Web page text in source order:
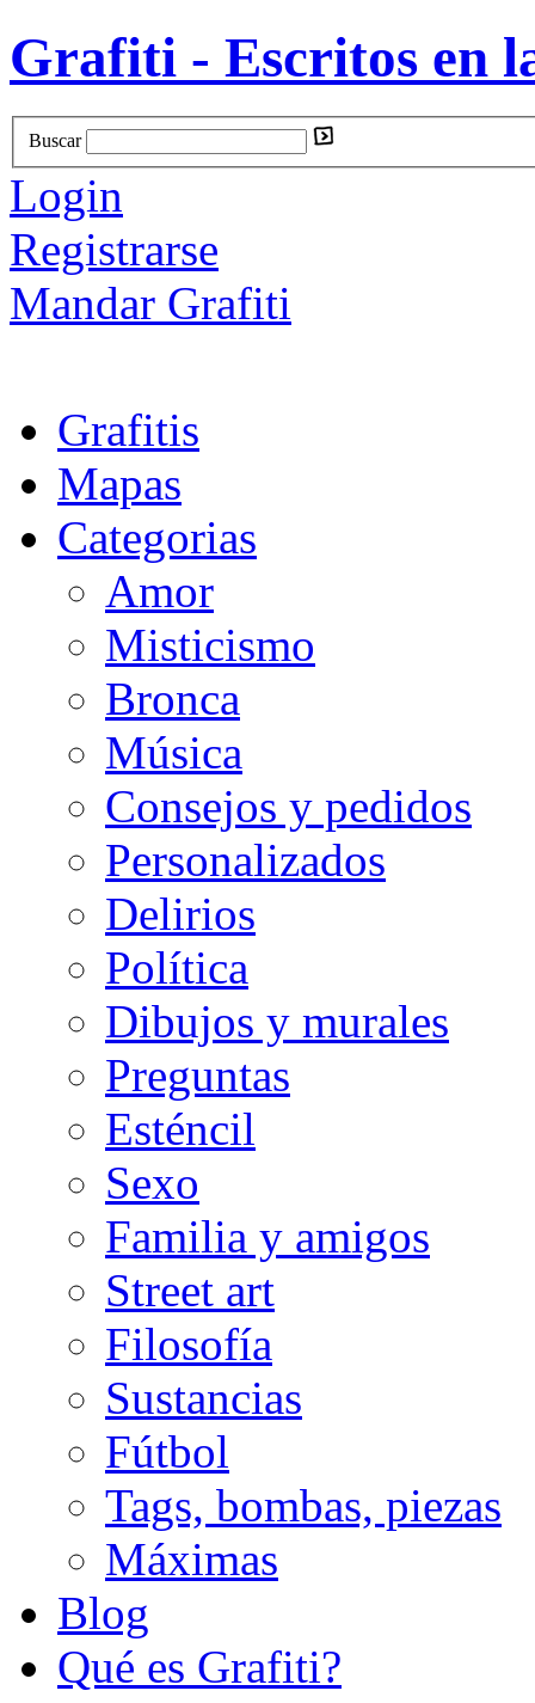
Grafiti - Escritos en
Buscar
Login
Registrarse
Mandar Grafiti
Grafitis
Mapas
Categorias
Amor
Misticismo
Bronca
Música
Consejos y pedidos
Personalizados
Delirios
Política
Dibujos y murales
Preguntas
Esténcil
Sexo
Familia y amigos
Street art
Filosofía
Sustancias
Fútbol
Tags, bombas, piezas
Máximas
Blog
Qué es Grafiti?